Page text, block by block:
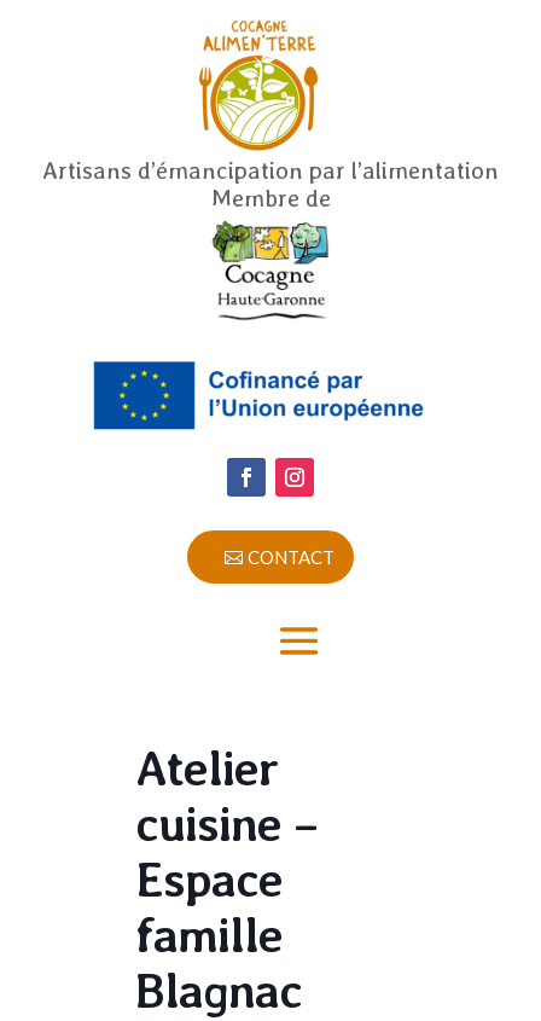
Artisans d’émancipation par l’alimentation
Membre de
CONTACT
Atelier
cuisine –
Espace
famille
Blagnac